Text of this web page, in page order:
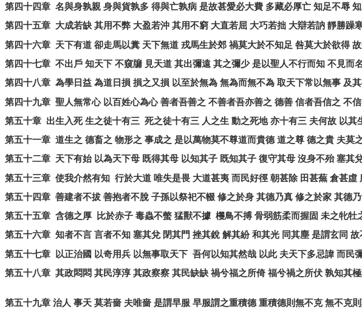
第四十四章 名與身孰親 身與貨孰多 得與亡孰病 是故甚愛必大費 多藏必厚亡 知足不辱
第四十五章 大成若缺 其用不弊 大盈若沖 其用不窮 大直若屈 大巧若拙 大辯若訥 靜勝躁
第四十六章 天下有道 卻走馬以糞 天下無道 戎馬生於郊 禍莫大於不知足 咎莫大於欲得
第四十七章 不出戶 知天下 不窺牖 見天道 其出彌遠 其之彌少 是以聖人不行而知 不見而
第四十八章 為學日益 為道日損 損之又損 以至於無為 無為而無不為 取天下常以無事 及
第四十九章 聖人無常心 以百姓心為心 善者吾善之 不善者吾亦善之 德善 信者吾信之 不
第五十章 出生入死 生之徒十有三 死之徒十有三 人之生 動之死地 亦十有三 夫何故 以其
第五十一章 道生之 德畜之 物形之 事成之 是以萬物莫不尊道而貴德 道之尊 德之貴 夫莫
第五十二章 天下有始 以為天下母 既得其母 以知其子 既知其子 復守其母 沒身不殆 塞其
第五十三章 使我介然有知 行於大道 唯失是畏 大道甚夷 而民好徑 朝甚除 田甚蕪 倉甚虛
第五十四章 善建者不拔 善抱者不脫 子孫以祭祀不輟 修之於身 其德乃真 修之於家 其德
第五十五章 含德之厚 比於赤子 毒蟲不螫 猛獸不據 欔鳥不搏 骨弱筋柔而握固 未之牝牡
第五十六章 知者不言 言者不知 塞其兌 閉其門 挫其銳 解其紛 和其光 同其塵 是謂玄同 故
第五十七章
以正治國 以奇用兵 以無事取天下 吾何以知其然哉 以此 夫天下多忌諱 而民
第五十八章 其政悶悶 其民淳淳 其政察察 其民缺缺 禍兮福之所倚 福兮禍之所伏 孰知其
第五十九章 治人 事天 莫若嗇 夫唯嗇 是謂早服 早服謂之重積德 重積德則無不克 無不克